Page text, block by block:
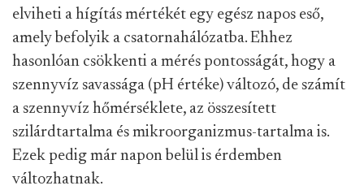
elviheti a hígítás mértékét egy egész napos eső,
amely befolyik a csatornahálózatba. Ehhez
hasonlóan csökkenti a mérés pontosságát, hogy a
szennyvíz savassága (pH értéke) változó, de számít
a szennyvíz hőmérséklete, az összesített
szilárdtartalma és mikroorganizmus-tartalma is.
Ezek pedig már napon belül is érdemben
változhatnak.